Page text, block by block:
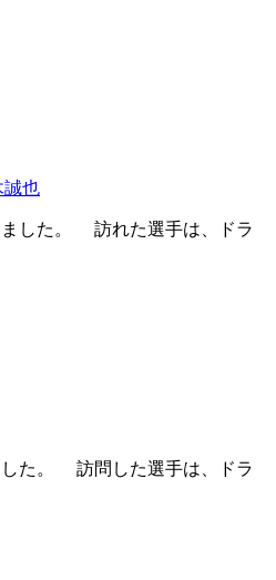
誠也
ました。 訪れた選手は、ドラ
した。 訪問した選手は、ドラ